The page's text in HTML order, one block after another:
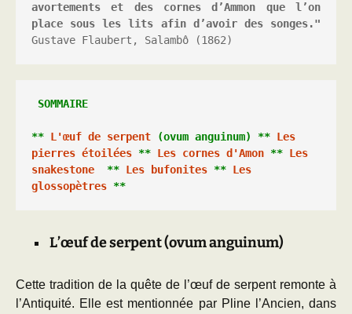
avortements et des cornes d’Ammon que l’on
place sous les lits afin d’avoir des songes."
Gustave Flaubert, Salambô (1862)
** L'œuf de serpent (ovum anguinum) ** Les
pierres étoilées ** Les cornes d'Amon ** Les
snakestone ** Les bufonites ** Les
glossopètres **
L’œuf de serpent (ovum anguinum)
Cette tradition de la quête de l’œuf de serpent remonte à
l’Antiquité. Elle est mentionnée par Pline l’Ancien, dans